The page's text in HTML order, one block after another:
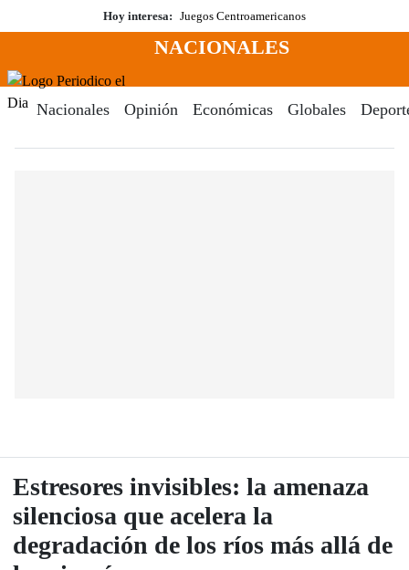
al
Hoy interesa: Juegos Centroamericanos
Menú
NACIONALES
Nacionales Opinión Económicas Globales
Estresores invisibles: la amenaza
silenciosa que acelera la
degradación de los ríos más allá de